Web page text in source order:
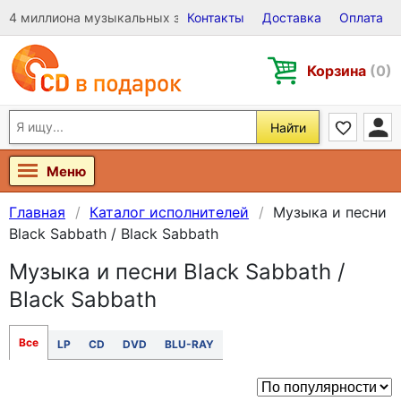
4 миллиона музыкальных записей на Виниле, CD и DVD
Контакты Доставка Оплата
Корзина (0)
Найти
Меню
Главная Каталог исполнителей
Музыка и песни
Black Sabbath / Black Sabbath
Музыка и песни Black Sabbath /
Black Sabbath
Все LP CD DVD BLU-RAY